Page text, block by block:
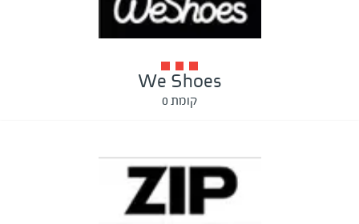
We Shoes
קומת 0